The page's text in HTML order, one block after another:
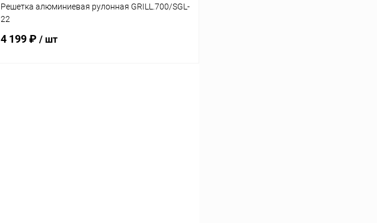
Решетка алюминиевая рулонная GRILL.700/SGL-
22
4 199 ₽ / шт